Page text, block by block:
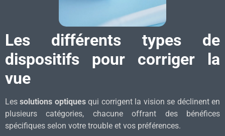
Les différents types de
dispositifs pour corriger la
vue
Lessolutions optiquesqui corrigent la vision se déclinent en
plusieurs catégories, chacune offrant des bénéfices
spécifiques selon votre trouble et vos préférences.